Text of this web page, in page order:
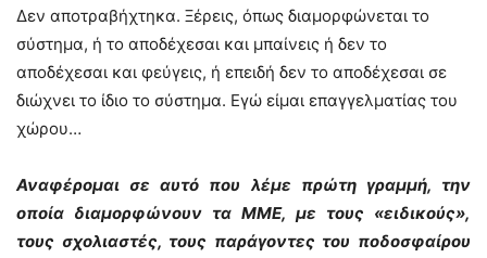
Δεν αποτραβήχτηκα. Ξέρεις, όπως διαμορφώνεται το
σύστημα, ή το αποδέχεσαι και μπαίνεις ή δεν το
αποδέχεσαι και φεύγεις, ή επειδή δεν το αποδέχεσαι σε
διώχνει το ίδιο το σύστημα. Εγώ είμαι επαγγελματίας του
χώρου…
Αναφέρομαι σε αυτό που λέμε πρώτη γραμμή, την
οποία διαμορφώνουν τα ΜΜΕ, με τους «ειδικούς»,
τους σχολιαστές, τους παράγοντες του ποδοσφαίρου